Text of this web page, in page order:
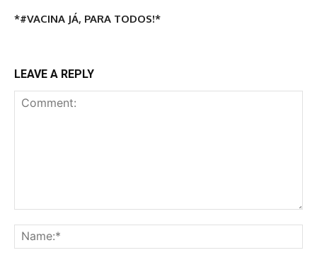
*#VACINA JÁ, PARA TODOS!*
LEAVE A REPLY